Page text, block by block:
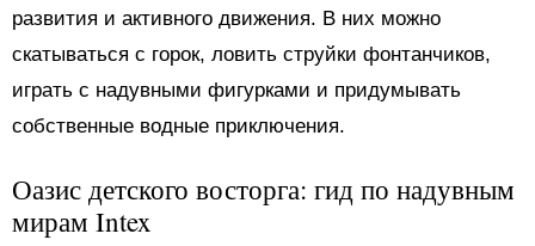
развития и активного движения. В них можно
скатываться с горок, ловить струйки фонтанчиков,
играть с надувными фигурками и придумывать
собственные водные приключения.
Оазис детского восторга: гид по надувным
мирам Intex